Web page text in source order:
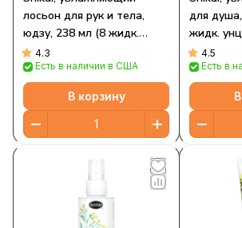
лосьон для рук и тела,
юдзу, 238 мл (8 жидк.
унций)
4.3
Есть в наличии в США
В корзину
для
жидк.
4.5
Есть в